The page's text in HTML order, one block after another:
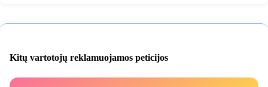
Kitų vartotojų reklamuojamos peticijos